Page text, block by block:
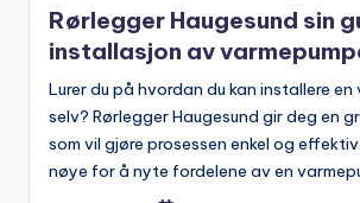
Rørlegger Haugesund sin
installasjon av
Lurer du på hvordan du kan installere en
selv? Rørlegger Haugesund gir deg en
som vil gjøre prosessen enkel og
nøye for å nyte fordelene av en